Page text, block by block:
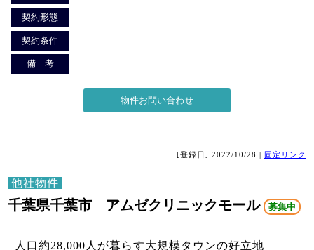
契約形態
契約条件
備 考
[登録日] 2022/10/28 | 固定リンク
他社物件
千葉県千葉市 アムゼクリニックモール 募集中
人口約28,000人が暮らす大規模タウンの好立地